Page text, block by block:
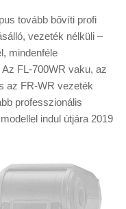
tovább bővíti profi
vezeték nélküli –
mindenféle
FL-700WR vaku, az
az FR-WR vezeték
professzionális
indul útjára 2019